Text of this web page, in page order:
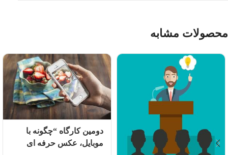
محصولات مشابه
دومین کارگاه “چگونه با
موبایل، عکس حرفه ای